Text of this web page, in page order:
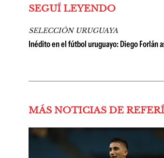
SEGUÍ LEYENDO
SELECCIÓN URUGUAYA
Inédito en el fútbol uruguayo: Diego Forlán
MÁS NOTICIAS DE REFERÍ